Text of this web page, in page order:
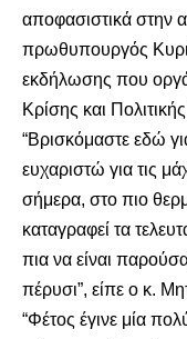
αποφασιστικά στην
πρωθυπουργός
εκδήλωσης που
Κρίσης και
“Βρισκόμαστε εδώ
ευχαριστώ για τις
σήμερα, στο πιο
καταγραφεί τα
πια να είναι
πέρυσι”, είπε ο κ.
“Φέτος έγινε μία